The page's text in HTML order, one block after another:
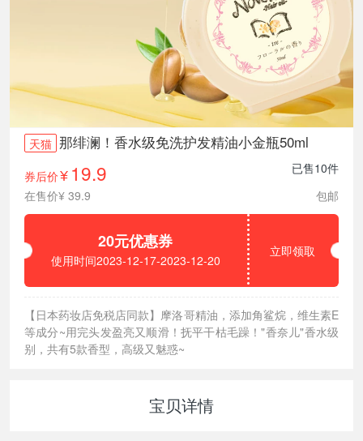
天猫 那绯澜！香水级免洗护发精油小金瓶50ml
券后价¥ 19.9
已售10件
在售价¥ 39.9
包邮
20元优惠券
使用时间2023-12-17-2023-12-20
立即领取
【日本药妆店免税店同款】摩洛哥精油，添加角鲨烷，维生素E
等成分~用完头发盈亮又顺滑！抚平干枯毛躁！"香奈儿"香水级
别，共有5款香型，高级又魅惑~
宝贝详情